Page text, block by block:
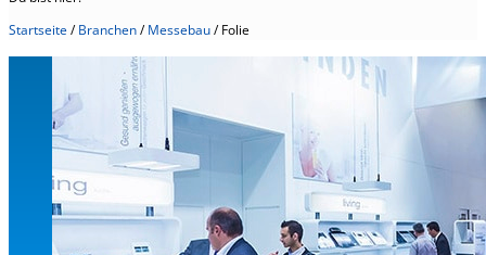
Startseite/Branchen/Messebau/Folie